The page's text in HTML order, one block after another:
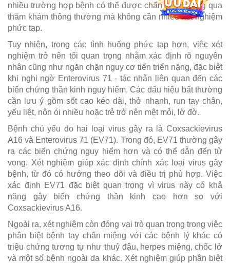
nhiều trường hợp bệnh có thể được chẩn đoán thông qua
thăm khám thông thường mà không cần nhiều xét nghiệm
phức tạp.
Tuy nhiên, trong các tình huống phức tạp hơn, việc xét
nghiệm trở nên tối quan trọng nhằm xác định rõ nguyên
nhân cũng như ngăn chặn nguy cơ tiến triển nặng, đặc biệt
khi nghi ngờ Enterovirus 71 - tác nhân liên quan đến các
biến chứng thần kinh nguy hiểm. Các dấu hiệu bất thường
cần lưu ý gồm sốt cao kéo dài, thở nhanh, run tay chân,
yếu liệt, nôn ói nhiều hoặc trẻ trở nên mệt mỏi, lờ đờ.
Bệnh chủ yếu do hai loại virus gây ra là Coxsackievirus
A16 và Enterovirus 71 (EV71). Trong đó, EV71 thường gây
ra các biến chứng nguy hiểm hơn và có thể dẫn đến tử
vong. Xét nghiệm giúp xác định chính xác loại virus gây
bệnh, từ đó có hướng theo dõi và điều trị phù hợp. Việc
xác định EV71 đặc biệt quan trọng vì virus này có khả
năng gây biến chứng thần kinh cao hơn so với
Coxsackievirus A16.
Ngoài ra, xét nghiệm còn đóng vai trò quan trọng trong việc
phân biệt bệnh tay chân miệng với các bệnh lý khác có
triệu chứng tương tự như thuỷ đậu, herpes miệng, chốc lở
và một số bệnh ngoài da khác. Xét nghiệm giúp phân biệt